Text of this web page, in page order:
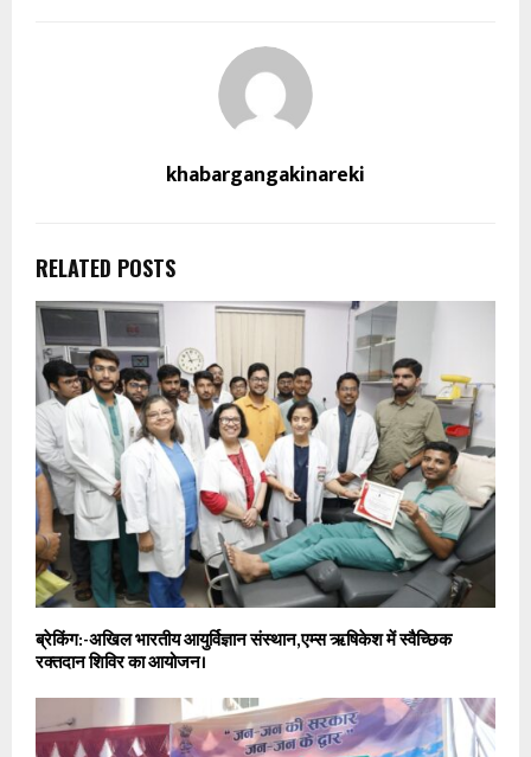
khabargangakinareki
RELATED POSTS
ब्रेकिंग:-अखिल भारतीय आयुर्विज्ञान संस्थान,एम्स ऋ​षिकेश में स्वैच्छिक
रक्तदान शिविर का आयोजन।